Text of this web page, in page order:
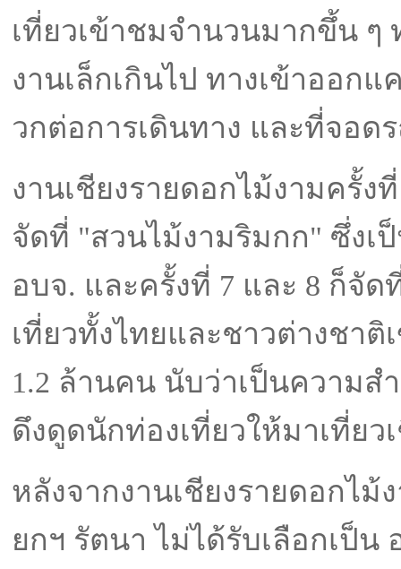
เที่ยวเข้าชมจำนวนมากขึ้น ๆ
งานเล็กเกินไป ทางเข้าออกแ
วกต่อการเดินทาง และที่จอด
งานเชียงรายดอกไม้งามครั้ง
จัดที่ "สวนไม้งามริมกก" ซึ่งเ
อบจ. และครั้งที่ 7 และ 8 ก็จั
เที่ยวทั้งไทยและชาวต่างชาติ
1.2 ล้านคน นับว่าเป็นความส
ดึงดูดนักท่องเที่ยวให้มาเที่ยว
หลังจากงานเชียงรายดอกไม้
ยกฯ รัตนา ไม่ได้รับเลือกเป็น